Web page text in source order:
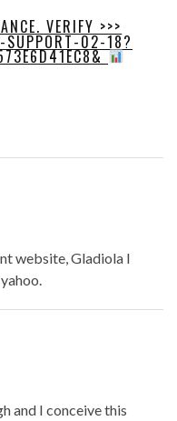
VERIFY >>>
SUPPORT-02-18?
website, Gladiola I
and I conceive this